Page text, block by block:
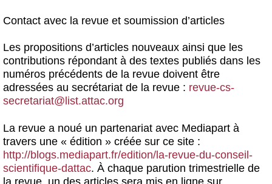
Contact avec la revue et soumission d’articles
Les propositions d’articles nouveaux ainsi que les
contributions répondant à des textes publiés dans les
numéros précédents de la revue doivent être
adressées au secrétariat de la revue : revue-cs-
secretariat@list.attac.org
La revue a noué un partenariat avec Mediapart à
travers une « édition » créée sur ce site :
http://blogs.mediapart.fr/edition/la-revue-du-conseil-
scientifique-dattac. À chaque parution trimestrielle de